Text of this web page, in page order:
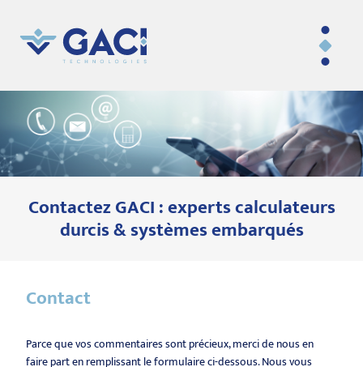
Contactez GACI : experts calculateurs
durcis & systèmes embarqués
Contact
Parce que vos commentaires sont précieux, merci de nous en
faire part en remplissant le formulaire ci-dessous. Nous vous